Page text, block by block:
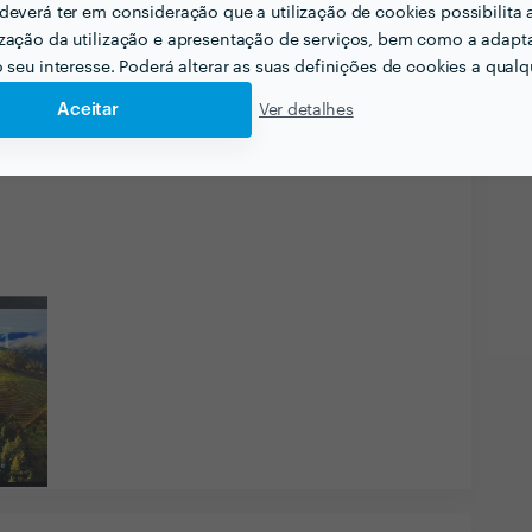
ter em consideração que a utilização de cookies possibilita
da utilização e apresentação de serviços, bem como a
seu interesse. Poderá alterar as suas definições de cookies a
Aceitar Ver detalhes
Profissional de Excelência. Este perfil obteve a
em 2023, 2024 e 2025.